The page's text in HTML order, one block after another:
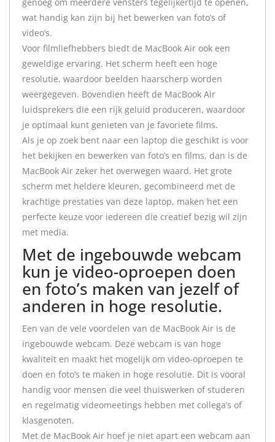
wat handig kan zijn bij het bewerken van foto’s of
video’s.
Voor filmliefhebbers biedt de MacBook Air ook een
geweldige ervaring. Het scherm heeft een hoge
resolutie, waardoor beelden haarscherp worden
weergegeven. Bovendien heeft de MacBook Air
luidsprekers die een rijk geluid produceren, waardoor
je optimaal kunt genieten van je favoriete films.
Als je op zoek bent naar een laptop die geschikt is voor
het bekijken en bewerken van foto’s en films, dan is de
MacBook Air zeker het overwegen waard. Het grote
scherm met heldere kleuren, gecombineerd met de
krachtige prestaties van deze laptop, maken het een
perfecte keuze voor iedereen die creatief bezig wil zijn
met media.
Met de ingebouwde webcam
kun je video-oproepen doen
en foto’s maken van jezelf of
anderen in hoge resolutie.
Een van de vele voordelen van de MacBook Air is de
ingebouwde webcam. Deze webcam is van hoge
kwaliteit en maakt het mogelijk om video-oproepen te
doen en foto’s te maken in hoge resolutie. Dit is vooral
handig voor mensen die veel thuiswerken of studeren
en regelmatig videomeetings hebben met collega’s of
klasgenoten.
Met de MacBook Air hoef je niet apart een webcam aan